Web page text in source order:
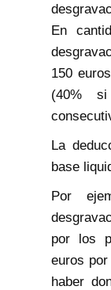
En
150
(40%
La
base
Por
por los
euros
haber